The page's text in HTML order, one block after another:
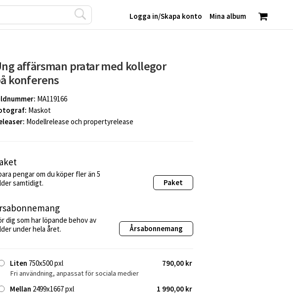
Mina album
Logga in/Skapa konto
affärsman pratar med kollegor
konferens
MA119166
Maskot
Modellrelease och propertyrelease
pengar om du köper fler än 5
samtidigt.
Paket
dig som har löpande behov av
under hela året.
Årsabonnemang
Liten 750x500 pxl 790,00 kr
Fri användning, anpassat för sociala medier
Mellan 2499x1667 pxl 1 990,00 kr